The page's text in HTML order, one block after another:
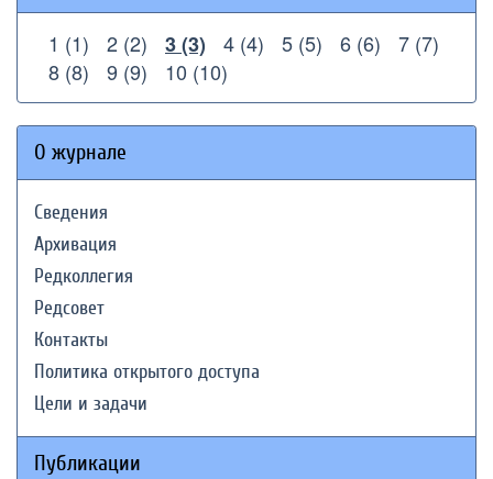
1 (1) 2 (2) 3 (3) 4 (4) 5 (5) 6 (6)
7 (7)
8 (8)
9 (9) 10 (10)
О журнале
Сведения
Архивация
Редколлегия
Редсовет
Контакты
Политика открытого доступа
Цели и задачи
Публикации